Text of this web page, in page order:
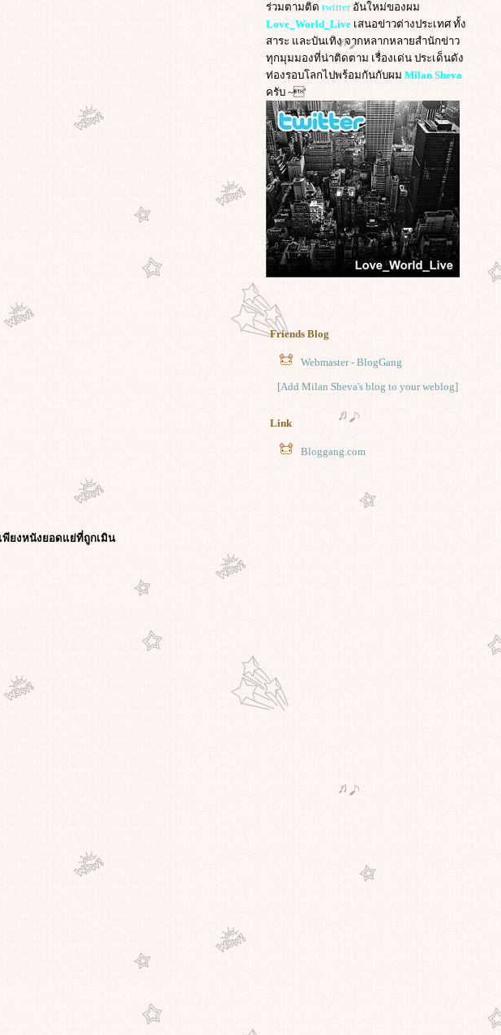
พียงหนังยอดแย่ที่ถูกเมิน
ร่วมตามติด twitterอันใหม่ของผม
Love_World_Live เสนอข่าวต่างประเทศ ทั้ง
สาระ และบันเทิง จากหลากหลายสำนักข่าว
ทุกมุมมองที่น่าติดตาม เรื่องเด่น ประเด็นดัง
ท่องรอบโลกไปพร้อมกันกับผม Milan Sheva
ครับ ~'
Friends Blog
Webmaster - BlogGang
[Add Milan Sheva's blog to your weblog]
Link
Bloggang.com